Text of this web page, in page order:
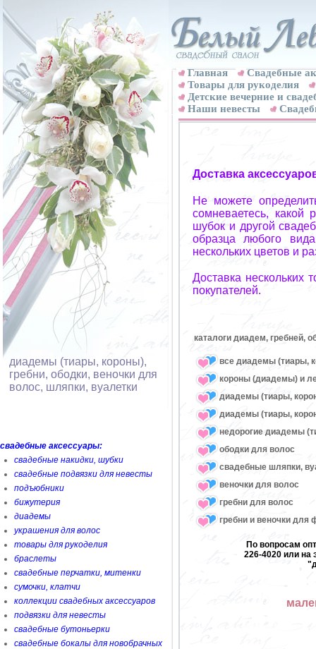
диадемы (тиары, короны),
гребни, ободки, веночки для
волос, шляпки, вуалетки
свадебные аксессуары:
свадебные накидки, шубки
свадебные подвязки для невесты
подъюбники
бижутерия
диадемы
украшения для волос
товары для рукоделия
браслеты
свадебные перчатки, митенки
сумочки, клатчи
коллекции свадебных аксессуаров
подвязки для невесты
свадебные бутоньерки
свадебные бокалы для новобрачных
Главная
Свадебные
Товары для рукоделия
Детские вечерние и
Наши невесты
Доставка
Не можете
сомневаетесь, какой
шубок и другой
образца любого
нескольких цветов и
Доставка нескольких
покупателей.
каталоги диадем, гребней,
все диадемы (тиары,
короны (диадемы) и
диадемы (тиары,
диадемы (тиары,
недорогие диадемы
ободки для волос
свадебные шляпки,
веночки для волос
гребни для волос
гребни и веночки для
По вопросам
226-4020 или на